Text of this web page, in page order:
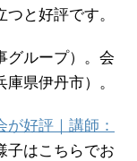
と好評です。
グループ）。会
県伊丹市）。
好評｜講師：
子はこちらでお